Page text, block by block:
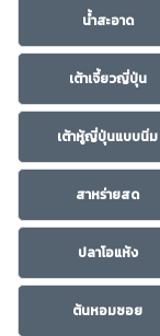
น้ำสะอาด
เต้าเจี้ยวญี่ปุ่น
เต้าหู้ญี่ปุ่นแบบนิ่ม
สาหร่ายสด
ปลาโอแห้ง
ต้นหอมซอย